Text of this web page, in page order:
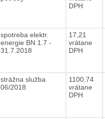
DPH
spotreba elektr.
energie BN 1.7 -
31.7.2018
17,21
vrátane
DPH
strážna služba
06/2018
1100,74
vrátane
DPH